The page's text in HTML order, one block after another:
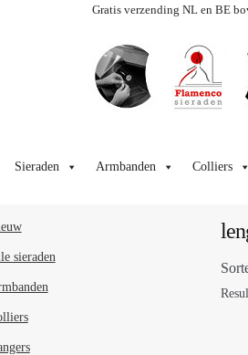
Gratis verzending NL en BE
door
naar
Sieraden Armbanden Colliers
sieraden